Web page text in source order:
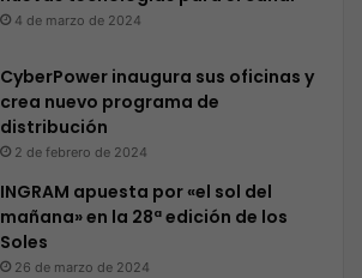
4 de marzo de 2024
CyberPower inaugura sus oficinas y
crea nuevo programa de
distribución
2 de febrero de 2024
INGRAM apuesta por «el sol del
mañana» en la 28ª edición de los
Soles
26 de marzo de 2024